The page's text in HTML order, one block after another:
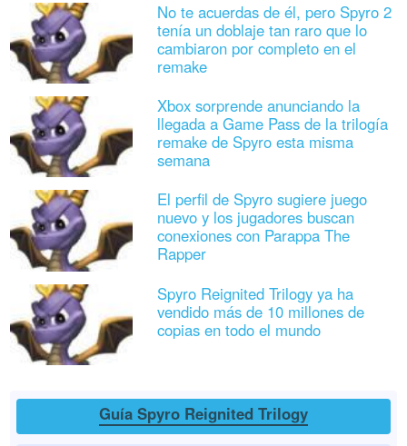
No te acuerdas de él, pero Spyro 2
tenía un doblaje tan raro que lo
cambiaron por completo en el
remake
Xbox sorprende anunciando la
llegada a Game Pass de la trilogía
remake de Spyro esta misma
semana
El perfil de Spyro sugiere juego
nuevo y los jugadores buscan
conexiones con Parappa The
Rapper
Spyro Reignited Trilogy ya ha
vendido más de 10 millones de
copias en todo el mundo
Guía Spyro Reignited Trilogy